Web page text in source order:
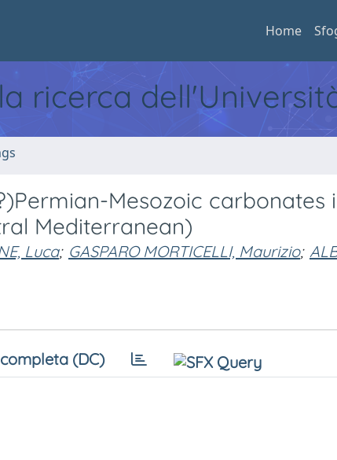
Home
ricerca
Mesozoic carbonates
Mediterranean)
Luca; GASPARO MORTICELLI, Maurizio;
(DC)